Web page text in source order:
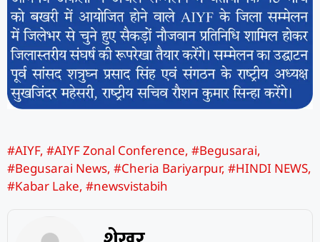
#AIYF, #AIYF Zonal Conference, #Begusarai,
#Begusarai News, #Cheria Bariyarpur, #HINDI NEWS,
#Kabar Lake, #newsvistabih